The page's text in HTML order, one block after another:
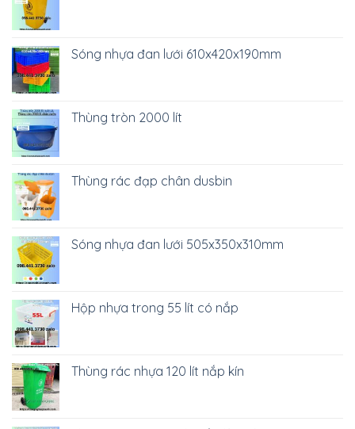
Sóng nhựa đan lưới 610x420x190mm
Thùng tròn 2000 lít
Thùng rác đạp chân dusbin
Sóng nhựa đan lưới 505x350x310mm
Hộp nhựa trong 55 lít có nắp
Thùng rác nhựa 120 lít nắp kín